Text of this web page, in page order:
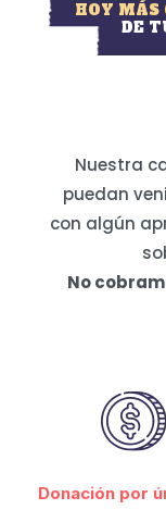
HOY MÁS
DE
Nuestra
puedan
con algún
No
Donación por